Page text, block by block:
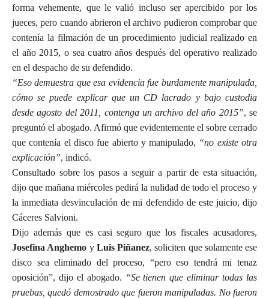
forma vehemente, que le valió incluso ser apercibido por los
jueces, pero cuando abrieron el archivo pudieron comprobar que
contenía la filmación de un procedimiento judicial realizado en
el año 2015, o sea cuatro años después del operativo realizado
en el despacho de su defendido.
“Eso demuestra que esa evidencia fue burdamente manipulada,
cómo se puede explicar que un CD lacrado y bajo custodia
desde agosto del 2011, contenga un archivo del año 2015”, se
preguntó el abogado. Afirmó que evidentemente el sobre cerrado
que contenía el disco fue abierto y manipulado, “no existe otra
explicación”, indicó.
Consultado sobre los pasos a seguir a partir de esta situación,
dijo que mañana miércoles pedirá la nulidad de todo el proceso y
la inmediata desvinculación de mi defendido de este juicio, dijo
Cáceres Salvioni.
Dijo además que es casi seguro que los fiscales acusadores,
Josefina Anghemo y Luis Piñanez, soliciten que solamente ese
disco sea eliminado del proceso, “pero eso tendrá mi tenaz
oposición”, dijo el abogado. “Se tienen que eliminar todas las
pruebas, quedó demostrado que fueron manipuladas. No fueron